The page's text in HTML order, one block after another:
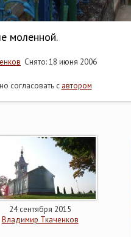
моленной.
Снято: 18 июня 2006
согласовать с автором
24 сентября 2015
Владимир Ткаченков